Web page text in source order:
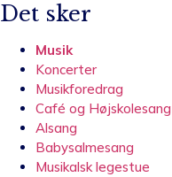
Det sker
Musik
Koncerter
Musikforedrag
Café og Højskolesang
Alsang
Babysalmesang
Musikalsk legestue